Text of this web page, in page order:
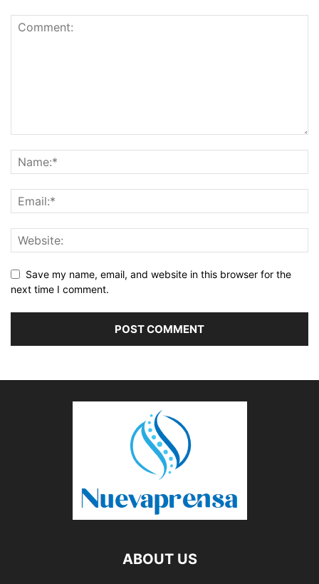
Save my name, email, and website in this browser for the
next time I comment.
ABOUT US